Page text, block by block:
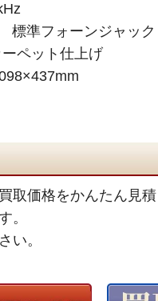
標準フォーンジャッ
ペット仕上げ
取価格をかんたん見
。
い。